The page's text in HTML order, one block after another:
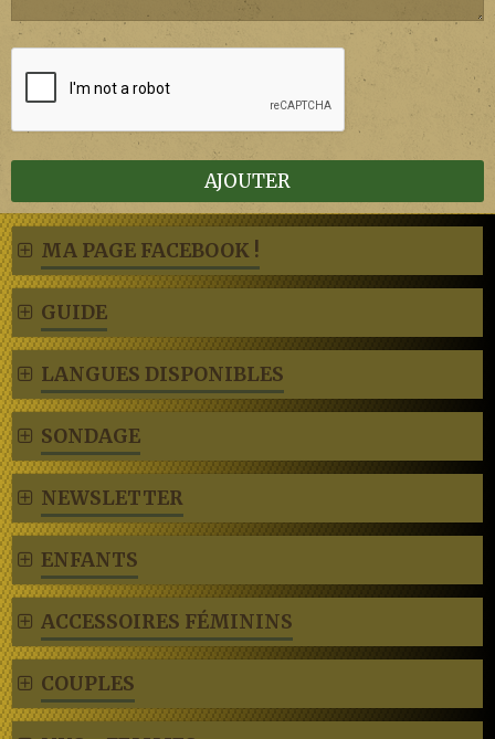
AJOUTER
MA PAGE FACEBOOK !
GUIDE
LANGUES DISPONIBLES
SONDAGE
NEWSLETTER
ENFANTS
ACCESSOIRES FÉMININS
COUPLES